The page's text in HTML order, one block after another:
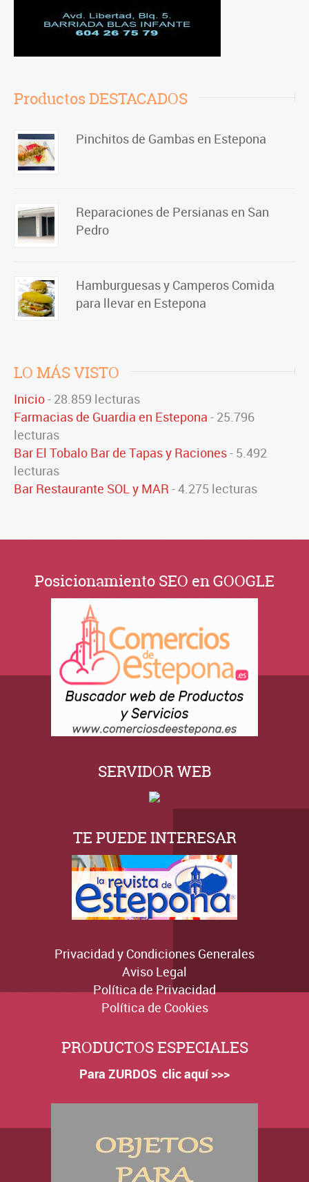
Productos DESTACADOS
Pinchitos de Gambas en Estepona
Reparaciones de Persianas en San
Pedro
Hamburguesas y Camperos Comida
para llevar en Estepona
LO MÁS VISTO
Inicio- 28.859 lecturas
Farmacias de Guardia en Estepona - 25.796
lecturas
Bar El Tobalo Bar de Tapas y Raciones- 5.492
lecturas
Bar Restaurante SOL y MAR - 4.275 lecturas
Posicionamiento SEO en GOOGLE
SERVIDOR WEB
TE PUEDE INTERESAR
Privacidad y Condiciones Generales
Aviso Legal
Política de Privacidad
Política de Cookies
PRODUCTOS ESPECIALES
Para ZURDOS clic aquí >>>